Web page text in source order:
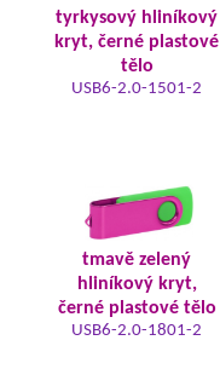
tyrkysový hliníkový
kryt, černé plastové
tělo
USB6-2.0-1501-2
tmavě zelený
hliníkový kryt,
černé plastové tělo
USB6-2.0-1801-2